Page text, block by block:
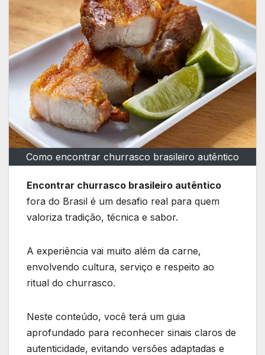
Como encontrar churrasco brasileiro autêntico
Encontrar churrasco brasileiro autêntico
fora do Brasil é um desafio real para quem
valoriza tradição, técnica e sabor.
A experiência vai muito além da carne,
envolvendo cultura, serviço e respeito ao
ritual do churrasco.
Neste conteúdo, você terá um guia
aprofundado para reconhecer sinais claros de
autenticidade, evitando versões adaptadas e